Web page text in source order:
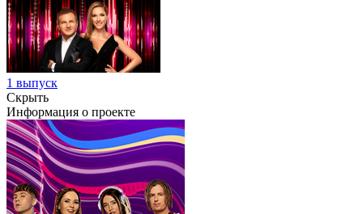
1 выпуск
Скрыть
Информация о проекте